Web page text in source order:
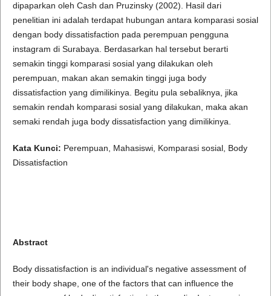
dipaparkan oleh Cash dan Pruzinsky (2002). Hasil dari
penelitian ini adalah terdapat hubungan antara komparasi sosial
dengan body dissatisfaction pada perempuan pengguna
instagram di Surabaya. Berdasarkan hal tersebut berarti
semakin tinggi komparasi sosial yang dilakukan oleh
perempuan, makan akan semakin tinggi juga body
dissatisfaction yang dimilikinya. Begitu pula sebaliknya, jika
semakin rendah komparasi sosial yang dilakukan, maka akan
semaki rendah juga body dissatisfaction yang dimilikinya.
Kata Kunci: Perempuan, Mahasiswi, Komparasi sosial, Body
Dissatisfaction
Abstract
Body dissatisfaction is an individual's negative assessment of
their body shape, one of the factors that can influence the